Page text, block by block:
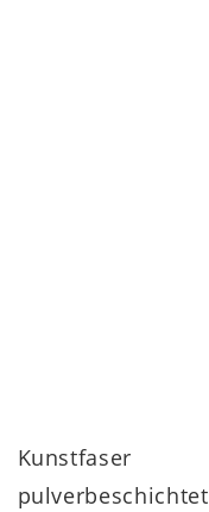
Kunstfaser
pulverbeschichtet